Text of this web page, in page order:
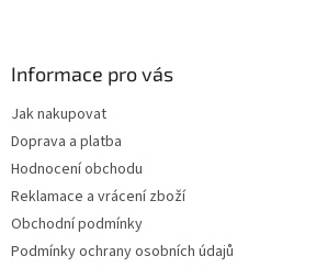
Informace pro vás
Jak nakupovat
Doprava a platba
Hodnocení obchodu
Reklamace a vrácení zboží
Obchodní podmínky
Podmínky ochrany osobních údajů